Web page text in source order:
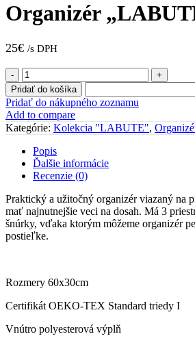
Organizér
25€ /s DPH
množstvo
Organizér
"LABUTE"
Pridať do košíka
Pridať do nákupného zoznamu
Add to compare
Kategórie: Kolekcia "LABUTE",
Popis
Ďalšie informácie
Recenzie (0)
Praktický a užitočný organizér viazaný na
mať najnutnejšie veci na dosah. Má 3
šnúrky, vďaka ktorým môžeme organizér
postieľke.
Rozmery 60x30cm
Certifikát OEKO-TEX Standard triedy I
Vnútro polyesterová výplň